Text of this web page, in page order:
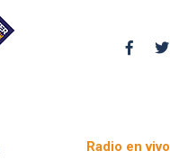
Radio en vivo